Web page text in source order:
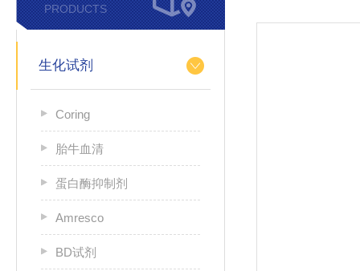
PRODUCTS
生化试剂
Coring
胎牛血清
蛋白酶抑制剂
Amresco
BD试剂